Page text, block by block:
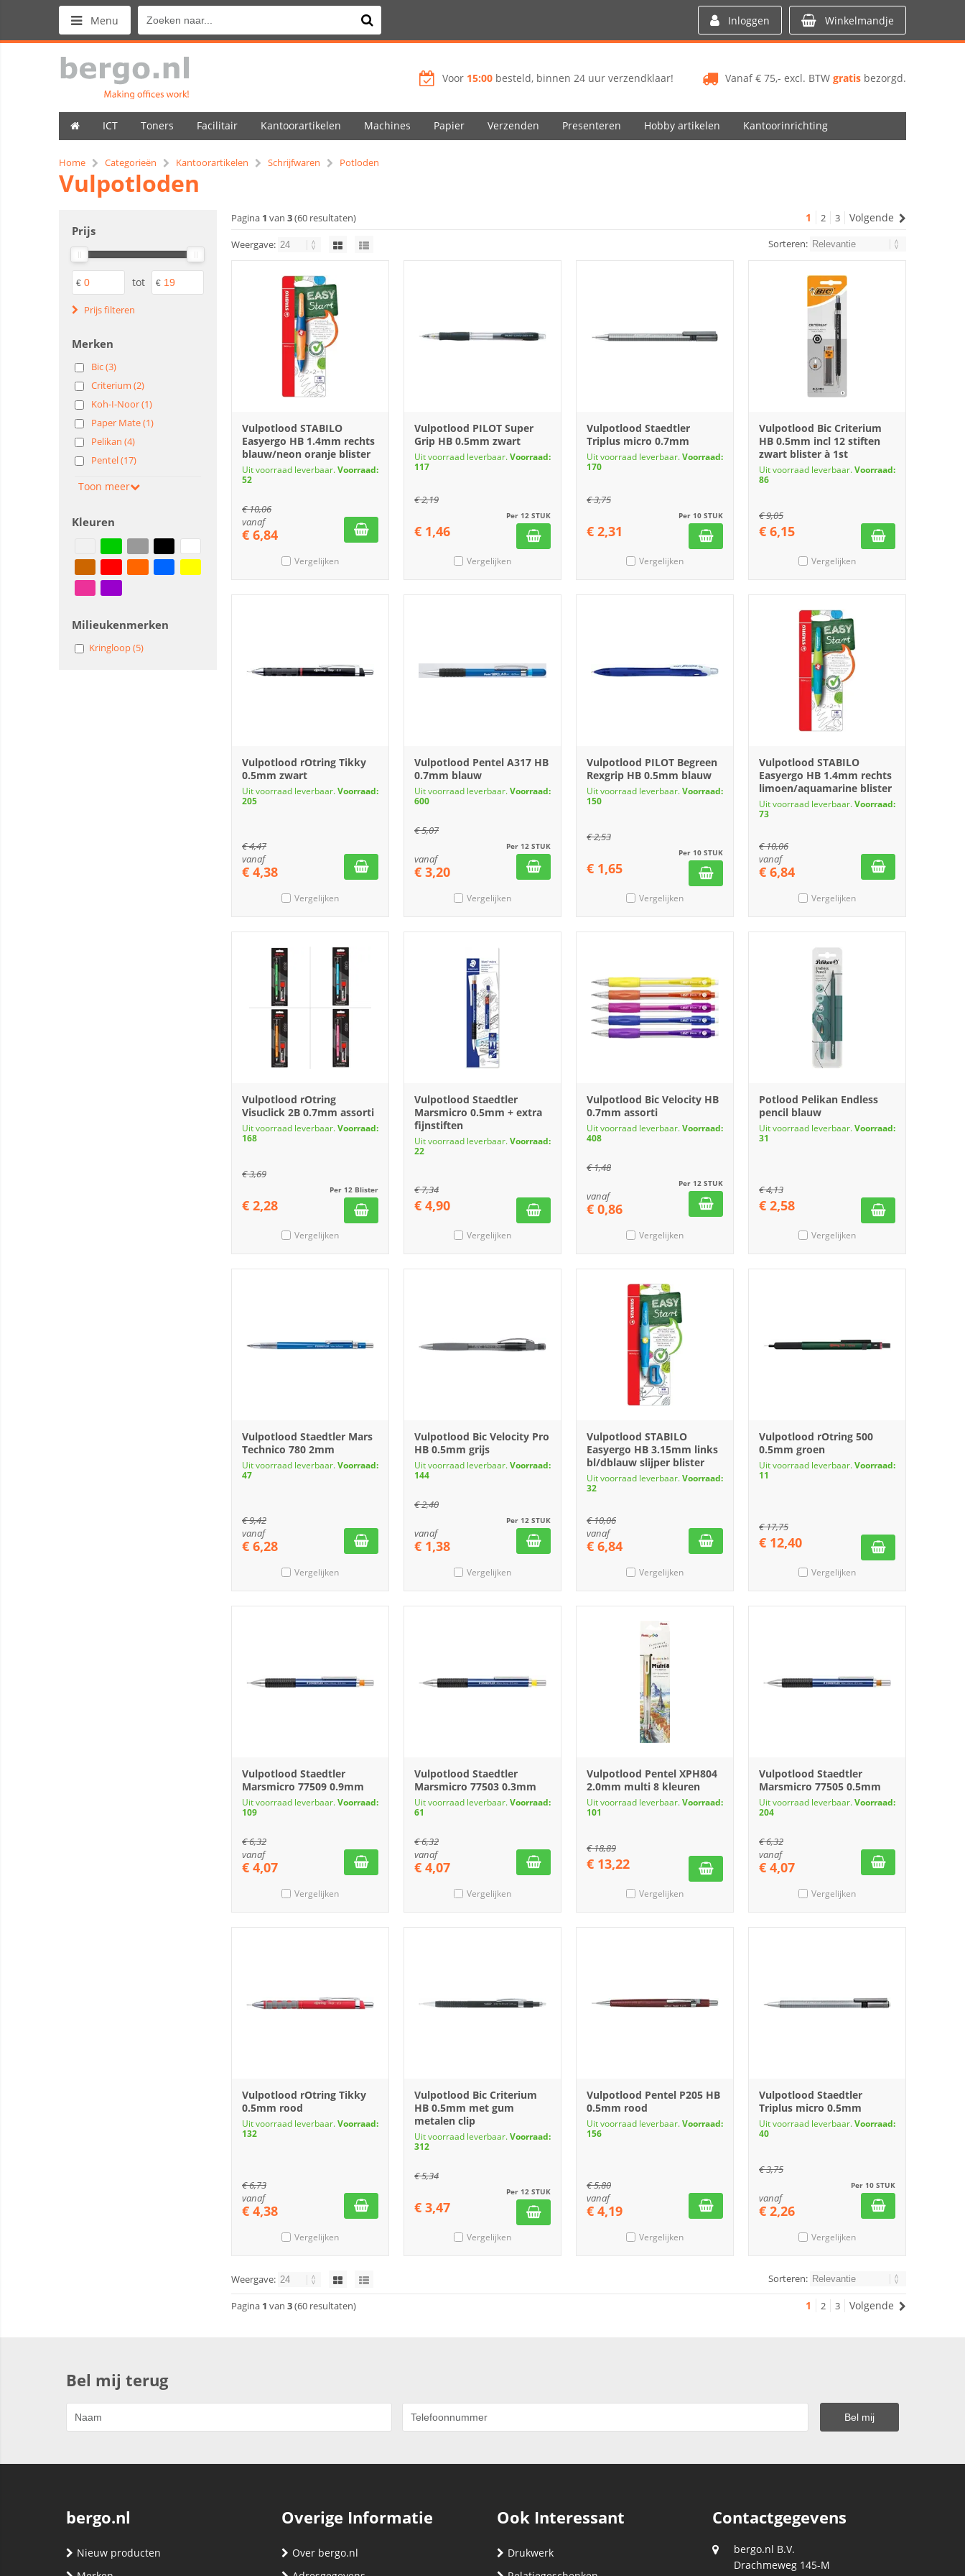
Menu Inloggen Winkelmandje
Vanaf € 75,- excl. BTW gratis bezorgd.
Voor 15:00 besteld, binnen 24 uur verzendklaar!
ICT Toners Facilitair Kantoorartikelen Machines Papier Verzenden Presenteren Hobby artikelen Kantoorinrichting
Home Categorieën Kantoorartikelen Schrijfwaren Potloden
Vulpotloden
Prijs
€ tot €
Prijs filteren
Merken
Bic (3)
Criterium (2)
Koh-I-Noor (1)
Paper Mate (1)
Pelikan (4)
Pentel (17)
Toon meer
Kleuren
Milieukenmerken
Kringloop (5)
Pagina 1 van 3(60 resultaten) 1 2 3 Volgende
Weergave: Sorteren:
Vulpotlood STABILO
Easyergo HB 1.4mm rechts
blauw/neon oranje blister
Uit voorraad leverbaar.Voorraad:
52
€10,06
vanaf
€ 6,84
Vergelijken
Vulpotlood PILOT Super
Grip HB 0.5mm zwart
Uit voorraad leverbaar.Voorraad:
117
€2,19
Per 12 STUK
€ 1,46
Vergelijken
Vulpotlood Staedtler
Triplus micro 0.7mm
Uit voorraad leverbaar.Voorraad:
170
€3,75
Per 10 STUK
€ 2,31
Vergelijken
Vulpotlood Bic Criterium
HB 0.5mm incl 12 stiften
zwart blister à 1st
Uit voorraad leverbaar.Voorraad:
86
€9,05
€ 6,15
Vergelijken
Vulpotlood rOtring Tikky
0.5mm zwart
Uit voorraad leverbaar.Voorraad:
205
€4,47
vanaf
€ 4,38
Vergelijken
Vulpotlood Pentel A317 HB
0.7mm blauw
Uit voorraad leverbaar.Voorraad:
600
€5,07
Per 12 STUK
vanaf
€ 3,20
Vergelijken
Vulpotlood PILOT Begreen
Rexgrip HB 0.5mm blauw
Uit voorraad leverbaar.Voorraad:
150
€2,53
Per 10 STUK
€ 1,65
Vergelijken
Vulpotlood STABILO
Easyergo HB 1.4mm rechts
limoen/aquamarine blister
Uit voorraad leverbaar.Voorraad:
73
€10,06
vanaf
€ 6,84
Vergelijken
Vulpotlood rOtring
Visuclick 2B 0.7mm assorti
Uit voorraad leverbaar.Voorraad:
168
€3,69
Per 12 Blister
€ 2,28
Vergelijken
Vulpotlood Staedtler
Marsmicro 0.5mm + extra
fijnstiften
Uit voorraad leverbaar.Voorraad:
22
€7,34
€ 4,90
Vergelijken
Vulpotlood Bic Velocity HB
0.7mm assorti
Uit voorraad leverbaar.Voorraad:
408
€1,48
Per 12 STUK
vanaf
€ 0,86
Vergelijken
Potlood Pelikan Endless
pencil blauw
Uit voorraad leverbaar.Voorraad:
31
€4,13
€ 2,58
Vergelijken
Vulpotlood Staedtler Mars
Technico 780 2mm
Uit voorraad leverbaar.Voorraad:
47
€9,42
vanaf
€ 6,28
Vergelijken
Vulpotlood Bic Velocity Pro
HB 0.5mm grijs
Uit voorraad leverbaar.Voorraad:
144
€2,40
Per 12 STUK
vanaf
€ 1,38
Vergelijken
Vulpotlood STABILO
Easyergo HB 3.15mm links
bl/dblauw slijper blister
Uit voorraad leverbaar.Voorraad:
32
€10,06
vanaf
€ 6,84
Vergelijken
Vulpotlood rOtring 500
0.5mm groen
Uit voorraad leverbaar.Voorraad:
11
€17,75
€ 12,40
Vergelijken
Vulpotlood Staedtler
Marsmicro 77509 0.9mm
Uit voorraad leverbaar.Voorraad:
109
€6,32
vanaf
€ 4,07
Vergelijken
Vulpotlood Staedtler
Marsmicro 77503 0.3mm
Uit voorraad leverbaar.Voorraad:
61
€6,32
vanaf
€ 4,07
Vergelijken
Vulpotlood Pentel XPH804
2.0mm multi 8 kleuren
Uit voorraad leverbaar.Voorraad:
101
€18,89
€ 13,22
Vergelijken
Vulpotlood Staedtler
Marsmicro 77505 0.5mm
Uit voorraad leverbaar.Voorraad:
204
€6,32
vanaf
€ 4,07
Vergelijken
Vulpotlood rOtring Tikky
0.5mm rood
Uit voorraad leverbaar.Voorraad:
132
€6,73
vanaf
€ 4,38
Vergelijken
Vulpotlood Bic Criterium
HB 0.5mm met gum
metalen clip
Uit voorraad leverbaar.Voorraad:
312
€5,34
Per 12 STUK
€ 3,47
Vergelijken
Vulpotlood Pentel P205 HB
0.5mm rood
Uit voorraad leverbaar.Voorraad:
156
€5,80
vanaf
€ 4,19
Vergelijken
Vulpotlood Staedtler
Triplus micro 0.5mm
Uit voorraad leverbaar.Voorraad:
40
€3,75
Per 10 STUK
vanaf
€ 2,26
Vergelijken
Weergave: Sorteren:
Pagina 1 van 3(60 resultaten) 1 2 3 Volgende
Bel mij terug
bergo.nl
Nieuw producten
Overige Informatie
Over bergo.nl
Ook Interessant
Drukwerk
Contactgegevens
bergo.nl B.V.
Drachmeweg 145-M